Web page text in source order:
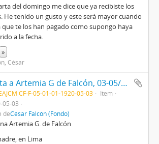
del domingo me dice que ya recibiste los
He tenido un gusto y este será mayor cuando
que te los han pagado como supongo haya
a la fecha.
»
César
Carta a Artemia G de Falcón, 03-05/1920
CF-F-05-01-01-1920-05-03
Item
05-03
deCésar Falcón (Fondo)
Artemia G. de Falcón
en Lima